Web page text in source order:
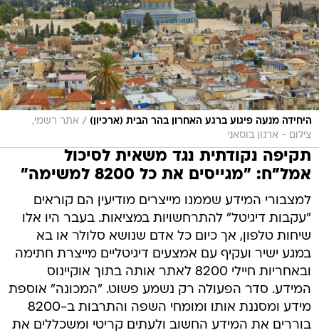
היחידה מנעה פיגוע ברגע האחרון בהר הבית (ארכיון) / אתר רשמי,
צילום - ארנון בוסאני
תקיפה נקודתית נגד משאית לסיכול
אמל"ח: "מגייסים את כל 8200 למשימה"
למצבורי המידע שממנו מייצרים מודיעין הם קוראים
"עקבות דיגיטל" להתרחשויות במציאות. בעבר היו אלו
שיחות טלפון, אך כיום כל אדם שנושא סלולר או בא
במגע ישיר ועקיף עם אמצעים דיגיטליים מייצרת חתימה
ובאחריות חיילי 8200 לאתר אותה בתוך אוקיינוס
המידע. סדר הפעולה רק נשמע פשוט. "המכונה" אוספת
מידע ומסננת אותו ומומחי השפה והתרבות ב-8200
בוררים את המידע החשוב ולעתים קריטי ומשכללים את